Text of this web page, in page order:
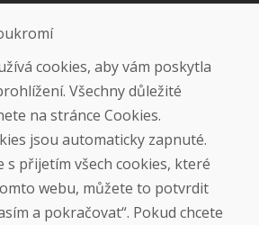
cookies, aby vám poskytla
Všechny důležité
na stránce Cookies.
jsou automaticky zapnuté.
s přijetím všech cookies, které
webu, můžete to potvrdit
a pokračovat“. Pokud chcete